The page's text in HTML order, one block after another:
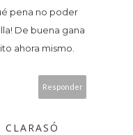
pena no poder
De buena gana
ahora mismo.
Responder